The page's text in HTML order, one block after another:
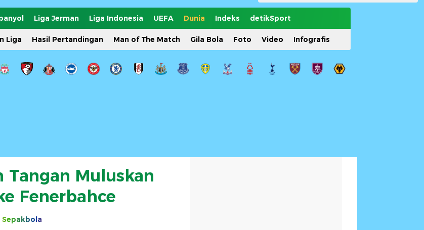
Liga Jerman Liga Indonesia UEFA Dunia Indeks detikSport
Liga Hasil Pertandingan Man of The Match Gila Bola Foto Video Infografis
Tangan Muluskan
Fenerbahce
Sepakbola